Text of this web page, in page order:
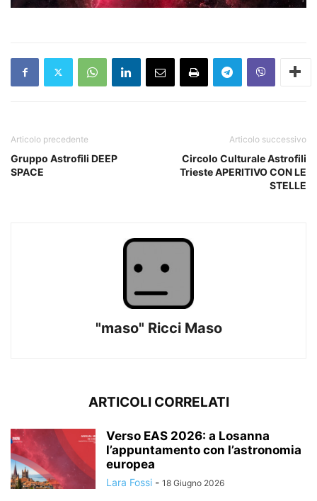
Articolo precedente
Gruppo Astrofili DEEP
SPACE
Articolo successivo
Circolo Culturale Astrofili
Trieste APERITIVO CON LE
STELLE
"maso" Ricci Maso
ARTICOLI CORRELATI
Verso EAS 2026: a Losanna
l’appuntamento con l’astronomia
europea
Lara Fossi - 18 Giugno 2026